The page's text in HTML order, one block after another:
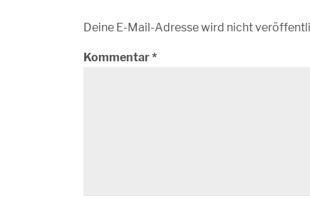
Deine E-Mail-Adresse wird nicht
Kommentar*